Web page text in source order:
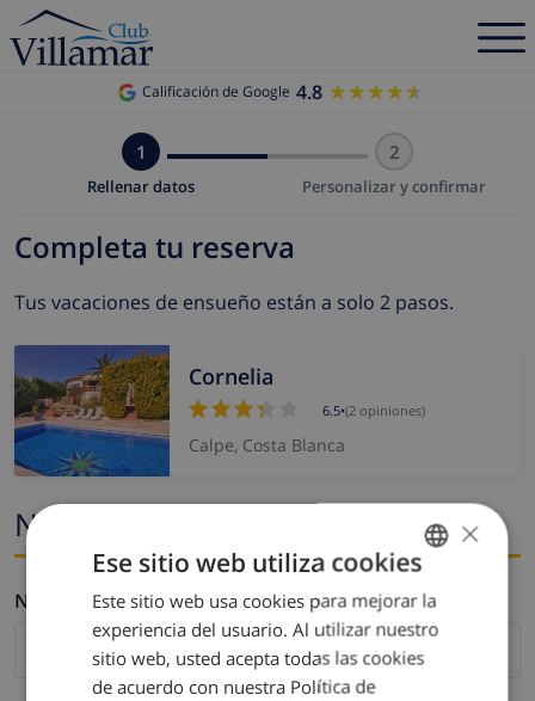
Calificación de Google 4.8 ★★★★★
★★★★★
1
Rellenar datos
2
Personalizar y confirmar
Completa tu reserva
Tus vacaciones de ensueño están a solo 2 pasos.
Cornelia
6.5•(2 opiniones)
Calpe, Costa Blanca
Nombre y correo electrónico
Nombre * ENGLISH
DUTCH
FRENCH
×
Ese sitio web utiliza cookies
Este sitio web usa cookies para mejorar la
experiencia del usuario. Al utilizar nuestro
sitio web, usted acepta todas las cookies
de acuerdo con nuestra Política de